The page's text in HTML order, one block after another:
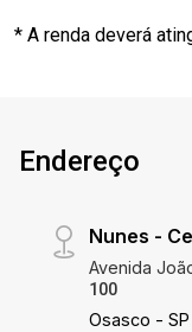
* A renda deverá
Endereço
Nunes -
Avenida
100
Osasco - SP